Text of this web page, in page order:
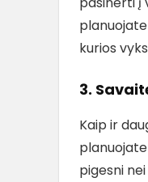
kurios
3.
Kaip ir
pigesni